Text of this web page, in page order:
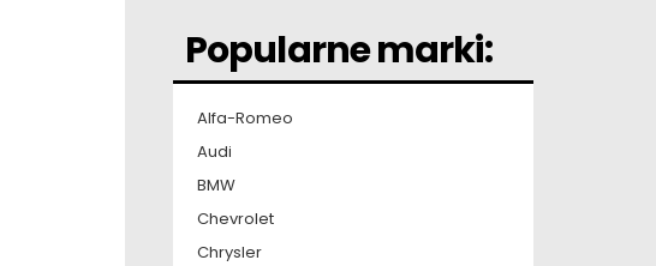
Popularne marki:
Alfa-Romeo
Audi
BMW
Chevrolet
Chrysler